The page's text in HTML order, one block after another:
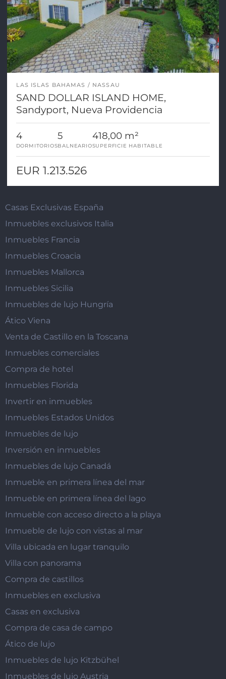
LAS ISLAS BAHAMAS NASSAU
SAND DOLLAR ISLAND HOME,
Sandyport, Nueva Providencia
4
DORMITORIOS
5
BALNEARIO
418,00 m²
SUPERFICIE HABITABLE
EUR 1.213.526
Casas Exclusivas España
Inmuebles exclusivos Italia
Inmuebles Francia
Inmuebles Croacia
Inmuebles Mallorca
Inmuebles Sicilia
Inmuebles de lujo Hungría
Ático Viena
Venta de Castillo en la Toscana
Inmuebles comerciales
Compra de hotel
Inmuebles Florida
Invertir en inmuebles
Inmuebles Estados Unidos
Inmuebles de lujo
Inversión en inmuebles
Inmuebles de lujo Canadá
Inmueble en primera línea del mar
Inmueble en primera línea del lago
Inmueble con acceso directo a la playa
Inmueble de lujo con vistas al mar
Villa ubicada en lugar tranquilo
Villa con panorama
Compra de castillos
Inmuebles en exclusiva
Casas en exclusiva
Compra de casa de campo
Ático de lujo
Inmuebles de lujo Kitzbühel
Inmuebles de lujo Austria